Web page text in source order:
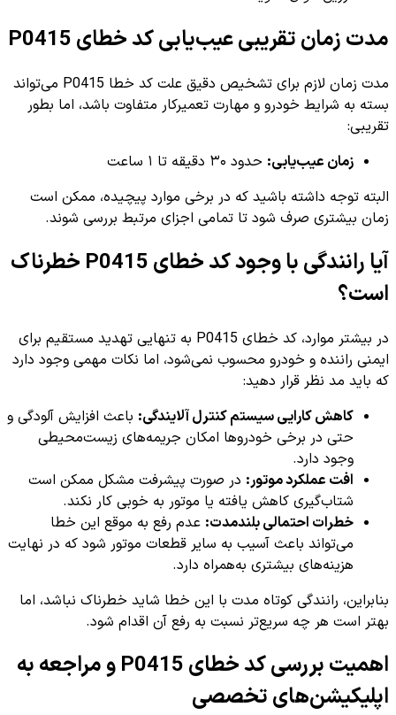
مدت زمان تقریبی عیب‌یابی کد خطای P0415
مدت زمان لازم برای تشخیص دقیق علت کد خطا P0415 می‌تواند
بسته به شرایط خودرو و مهارت تعمیرکار متفاوت باشد، اما بطور
تقریبی:
زمان عیب‌یابی: حدود ۳۰ دقیقه تا ۱ ساعت
البته توجه داشته باشید که در برخی موارد پیچیده، ممکن است
زمان بیشتری صرف شود تا تمامی اجزای مرتبط بررسی شوند.
آیا رانندگی با وجود کد خطای P0415 خطرناک
است؟
در بیشتر موارد، کد خطای P0415 به تنهایی تهدید مستقیم برای
ایمنی راننده و خودرو محسوب نمی‌شود، اما نکات مهمی وجود دارد
که باید مد نظر قرار دهید:
کاهش کارایی سیستم کنترل آلایندگی: باعث افزایش آلودگی و
حتی در برخی خودروها امکان جریمه‌های زیست‌محیطی
وجود دارد.
افت عملکرد موتور: در صورت پیشرفت مشکل ممکن است
شتاب‌گیری کاهش یافته یا موتور به خوبی کار نکند.
خطرات احتمالی بلندمدت: عدم رفع به موقع این خطا
می‌تواند باعث آسیب به سایر قطعات موتور شود که در نهایت
هزینه‌های بیشتری به‌همراه دارد.
بنابراین، رانندگی کوتاه مدت با این خطا شاید خطرناک نباشد، اما
بهتر است هر چه سریع‌تر نسبت به رفع آن اقدام شود.
اهمیت بررسی کد خطای P0415 و مراجعه به
اپلیکیشن‌های تخصصی